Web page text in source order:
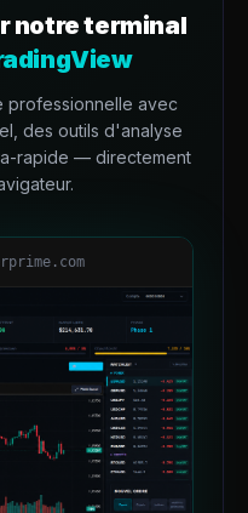
notre terminal
professionnelle avec
des outils d'analyse
rapide — directement